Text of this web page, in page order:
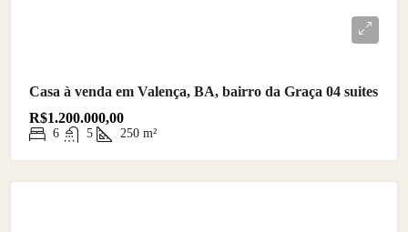
Casa à venda em Valença, BA, bairro da Graça 04 suites
R$1.200.000,00
6 5 250 m²